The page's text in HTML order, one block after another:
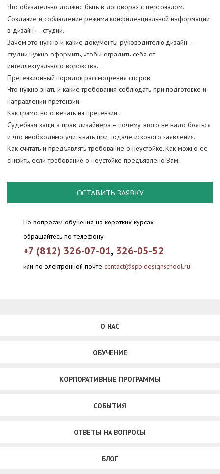
Что обязательно должно быть в договорах с персоналом.
Создание и соблюдение режима конфиденциальной информации
в дизайн — студии.
Зачем это нужно и какие документы руководителю дизайн —
студии нужно оформить, чтобы оградить себя от
интеллектуального воровства.
Претензионный порядок рассмотрения споров.
Что нужно знать и какие требования соблюдать при подготовке и
направлении претензии.
Как грамотно отвечать на претензии.
Судебная защита прав дизайнера – почему этого не надо бояться
и что необходимо учитывать при подаче искового заявления.
Как считать и предъявлять требование о неустойке. Как можно ее
снизить, если требование о неустойке предъявлено Вам.
ОСТАВИТЬ ЗАЯВКУ
По вопросам обучения на коротких курсах
обращайтесь по телефону
+7 (812) 326-07-01, 326-05-52
или по электронной почте contact@spb.designschool.ru
О НАС
ОБУЧЕНИЕ
КОРПОРАТИВНЫЕ ПРОГРАММЫ
СОБЫТИЯ
ОТВЕТЫ НА ВОПРОСЫ
БЛОГ